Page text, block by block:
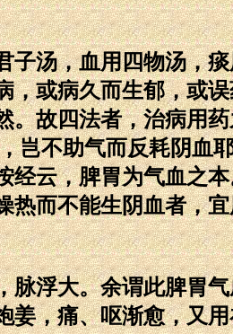
，血用四物汤，痰
或病久而生郁，或
故四法者，治病用
岂不助气而反耗阴血
云，脾胃为气血之
而不能生阴血者，
大。余谓此脾胃气
姜，痛、呕渐愈，又